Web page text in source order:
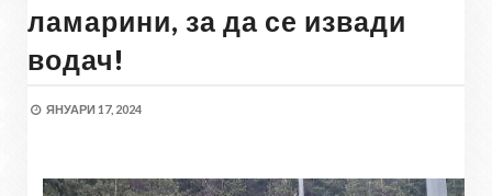
ламарини, за да се извади
водач!
ЯНУАРИ 17, 2024